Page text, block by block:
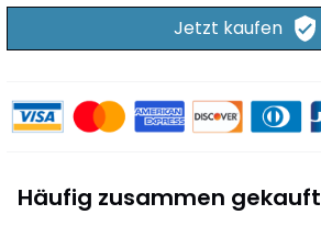
Jetzt kaufen
Häufig zusammen gekauft